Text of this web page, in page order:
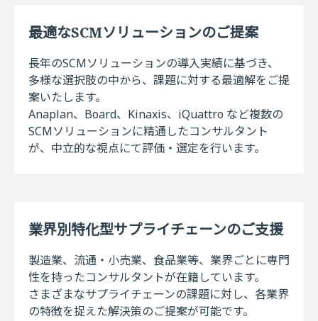
最適なSCMソリューションのご提案
長年のSCMソリューションの導入実績に基づき、
多様な選択肢の中から、課題に対する最適解をご提
案いたします。
Anaplan、Board、Kinaxis、iQuattro など複数の
SCMソリューションに精通したコンサルタント
が、中立的な視点にて評価・選定を行います。
業界別特化型サプライチェーンのご支援
製造業、流通・小売業、食品業等、業界ごとに専門
性を持ったコンサルタントが在籍しています。
さまざまなサプライチェーンの課題に対し、各業界
の特徴を捉えた解決策のご提案が可能です。